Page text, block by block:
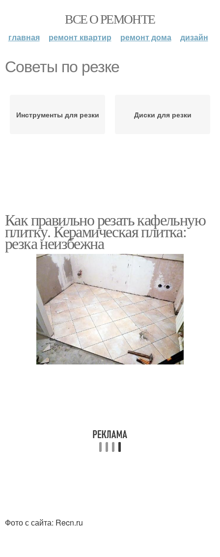
ВСЕ О РЕМОНТЕ
главная ремонт квартир ремонт дома дизайн
Советы по резке
Инструменты для резки Диски для резки
Как правильно резать кафельную
плитку. Керамическая плитка:
резка неизбежна
Фото с сайта: Recn.ru